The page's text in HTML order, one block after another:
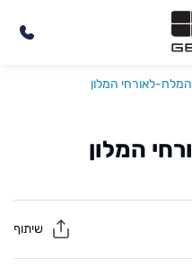
המלח-לאורחי המלון
המלון